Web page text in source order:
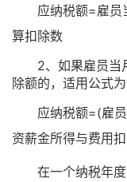
应纳税额=雇
算扣除数
2、如果雇员当
除额的，适用公式为
应纳税额=(雇
资薪金所得与费用
在一个纳税年